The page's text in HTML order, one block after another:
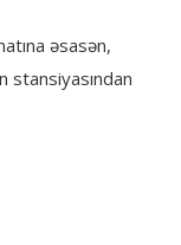
əsasən,
stansiyasından